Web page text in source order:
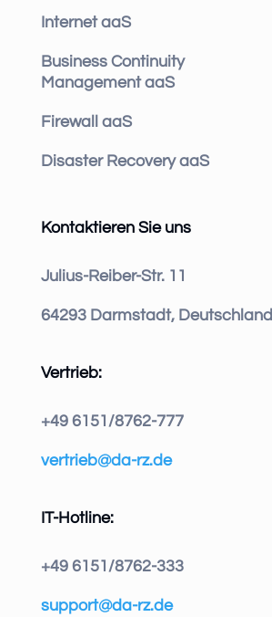
Internet aaS
Business Continuity
Management aaS
Firewall aaS
Disaster Recovery aaS
Kontaktieren Sie uns
Julius-Reiber-Str. 11
64293 Darmstadt, Deutschland
Vertrieb:
+49 6151/8762-777
vertrieb@da-rz.de
IT-Hotline:
+49 6151/8762-333
support@da-rz.de